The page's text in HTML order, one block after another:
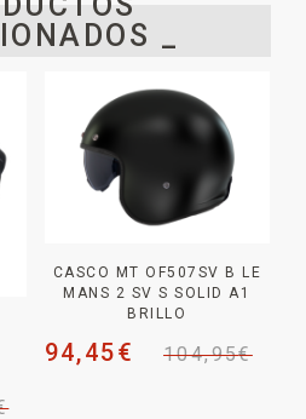
_
CASCO MT OF507SV B LE
MANS 2 SV S SOLID A1
BRILLO
104,95€
94,45€